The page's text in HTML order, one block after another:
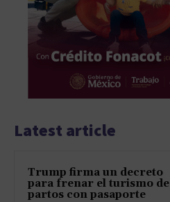
Latest article
Trump firma un decreto
para frenar el turismo de
partos con pasaporte